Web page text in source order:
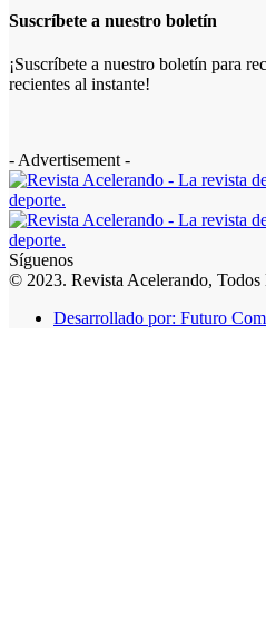
Suscríbete a nuestro boletín
¡Suscríbete a nuestro boletín para
recientes al instante!
- Advertisement -
Síguenos
© 2023. Revista Acelerando, Todos
Desarrollado por: Futuro